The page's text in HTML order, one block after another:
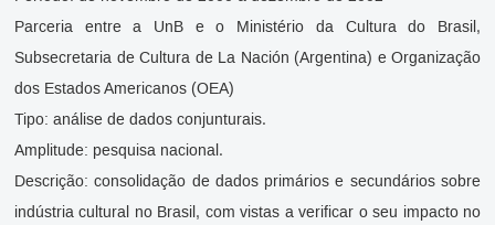
Parceria entre a UnB e o Ministério da Cultura do Brasil,
Subsecretaria de Cultura de La Nación (Argentina) e Organização
dos Estados Americanos (OEA)
Tipo: análise de dados conjunturais.
Amplitude: pesquisa nacional.
Descrição: consolidação de dados primários e secundários sobre
indústria cultural no Brasil, com vistas a verificar o seu impacto no